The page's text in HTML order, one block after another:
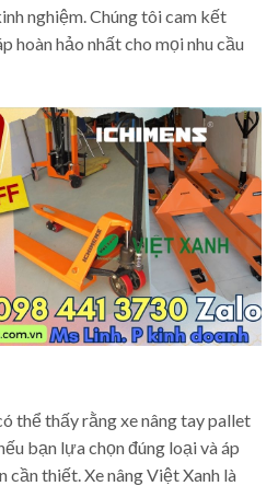
nghiệm. Chúng tôi cam kết
hoàn hảo nhất cho mọi nhu cầu
thể thấy rằng xe nâng tay pallet
bạn lựa chọn đúng loại và áp
cần thiết. Xe nâng Việt Xanh là